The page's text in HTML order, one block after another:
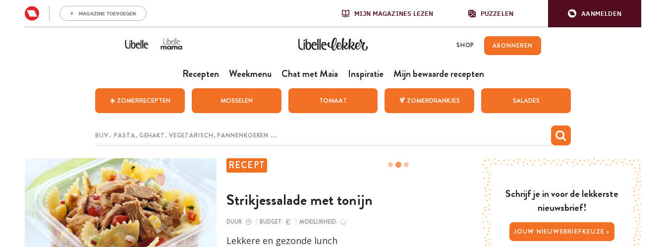
MAGAZINE TOEVOEGEN MIJN MAGAZINES LEZEN PUZZELEN AANMELDEN
SHOP ABONNEREN
Recepten Weekmenu Chat met Maia Inspiratie Mijn bewaarde recepten
☀️ ZOMERRECEPTEN MOSSELEN TOMAAT 🍹 ZOMERDRANKJES SALADES
RECEPT
Strikjessalade met tonijn
DUUR: BUDGET: MOEILIJKHEID:
Lekkere en gezonde lunch
Schrijf je in voor de lekkerste
nieuwsbrief!
JOUW NIEUWSBRIEFKEUZE >